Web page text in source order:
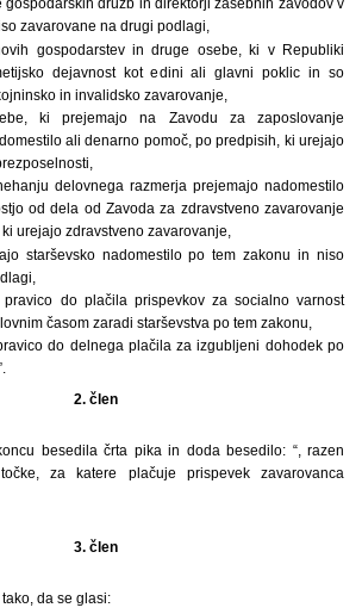
gospodarskih družb in direktorji zasebnih zavodov v
zavarovane na drugi podlagi,
gospodarstev in druge osebe, ki v Republiki
dejavnost kot edini ali glavni poklic in so
in invalidsko zavarovanje,
ki prejemajo na Zavodu za zaposlovanje
ali denarno pomoč, po predpisih, ki urejajo
delovnega razmerja prejemajo nadomestilo
od dela od Zavoda za zdravstveno zavarovanje
urejajo zdravstveno zavarovanje,
starševsko nadomestilo po tem zakonu in niso
do plačila prispevkov za socialno varnost
časom zaradi starševstva po tem zakonu,
do delnega plačila za izgubljeni dohodek po
2. člen
besedila črta pika in doda besedilo: “, razen
za katere plačuje prispevek zavarovanca
3. člen
da se glasi: